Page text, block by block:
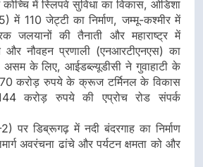
कोच्चि में स्लिपवे सुविधा का विकास, ओडिशा
में 110 जेट्टी का निर्माण, जम्मू-कश्मीर में
जलयानों की तैनाती और महाराष्ट्र में
और नौवहन प्रणाली (एनआरटीएनएस) का
असम के लिए, आईडब्ल्यूडीसी ने गुवाहाटी के
70 करोड़ रुपये के क्रूज टर्मिनल के विकास
करोड़ रुपये की एप्रोच रोड संपर्क
पर डिब्रूगढ़ में नदी बंदरगाह का निर्माण
अवरंचना ढांचे और पर्यटन क्षमता को और